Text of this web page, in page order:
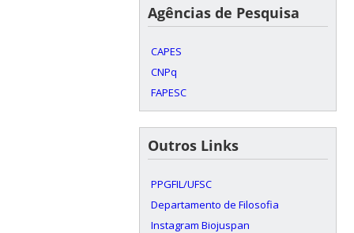
Agências de Pesquisa
CAPES
CNPq
FAPESC
Outros Links
PPGFIL/UFSC
Departamento de Filosofia
Instagram Biojuspan